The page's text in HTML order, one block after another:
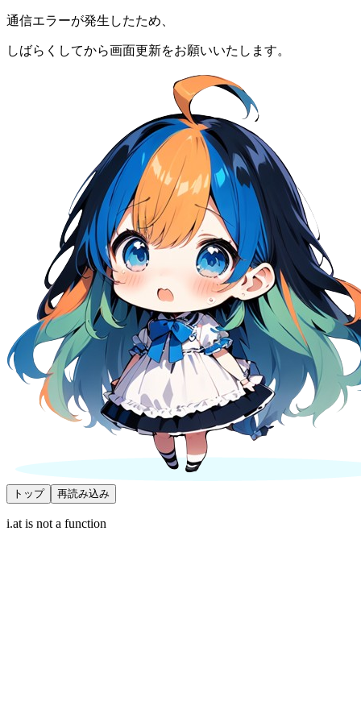
通信エラーが発生したため、
しばらくしてから画面更新をお願いいたします。
トップ 再読み込み
i.at is not a function